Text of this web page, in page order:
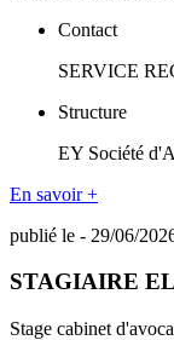
Contact
SERVICE
Structure
EY Société
En savoir +
publié le - 29/06/
STAGIAIRE
Stage cabinet